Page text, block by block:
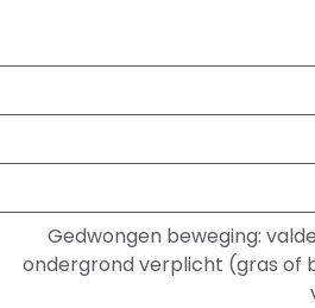
Gedwongen beweging:
ondergrond verplicht (gras of